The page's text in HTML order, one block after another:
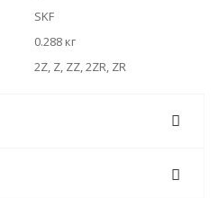
SKF
0.288 кг
2Z, Z, ZZ, 2ZR, ZR